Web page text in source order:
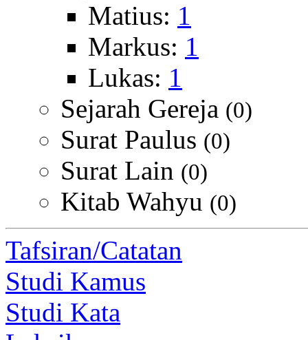
Matius: 1
Markus: 1
Lukas: 1
Sejarah Gereja (0)
Surat Paulus (0)
Surat Lain (0)
Kitab Wahyu (0)
Tafsiran/Catatan
Studi Kamus
Studi Kata